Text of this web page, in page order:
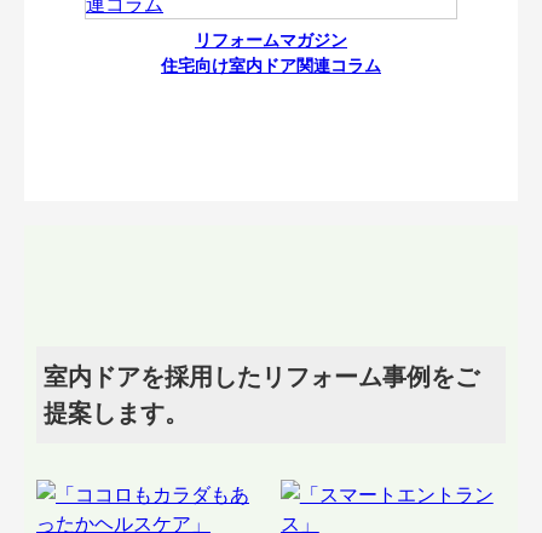
リフォームマガジン
住宅向け室内ドア関連コラム
室内ドアを採用したリフォーム事例をご
提案します。